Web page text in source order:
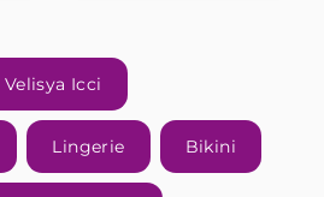
Velisya Icci
Lingerie Bikini